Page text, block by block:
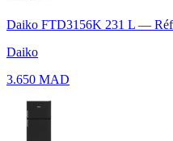
Daiko FTD3156K 231 L —
Daiko
3.650 MAD